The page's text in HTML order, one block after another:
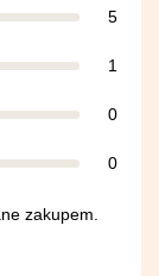
5
1
0
0
zakupem.